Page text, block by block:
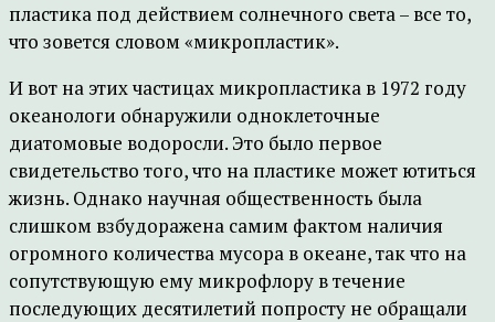
пластика под действием солнечного света – все то,
что зовется словом «микропластик».
И вот на этих частицах микропластика в 1972 году
океанологи обнаружили одноклеточные
диатомовые водоросли. Это было первое
свидетельство того, что на пластике может ютиться
жизнь. Однако научная общественность была
слишком взбудоражена самим фактом наличия
огромного количества мусора в океане, так что на
сопутствующую ему микрофлору в течение
последующих десятилетий попросту не обращали